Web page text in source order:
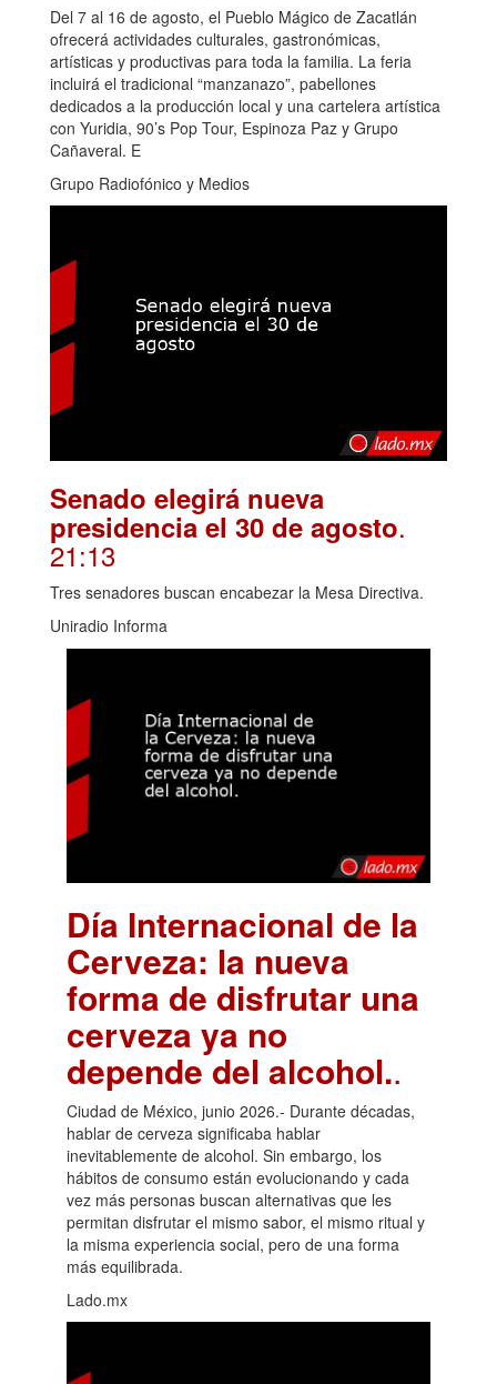
Del 7 al 16 de agosto, el Pueblo Mágico de Zacatlán
ofrecerá actividades culturales, gastronómicas,
artísticas y productivas para toda la familia. La feria
incluirá el tradicional “manzanazo”, pabellones
dedicados a la producción local y una cartelera artística
con Yuridia, 90’s Pop Tour, Espinoza Paz y Grupo
Cañaveral. E
Grupo Radiofónico y Medios
Senado elegirá nueva
presidencia el 30 de agosto.
21:13
Tres senadores buscan encabezar la Mesa Directiva.
Uniradio Informa
Día Internacional de la
Cerveza: la nueva
forma de disfrutar una
cerveza ya no
depende del alcohol..
Ciudad de México, junio 2026.- Durante décadas,
hablar de cerveza significaba hablar
inevitablemente de alcohol. Sin embargo, los
hábitos de consumo están evolucionando y cada
vez más personas buscan alternativas que les
permitan disfrutar el mismo sabor, el mismo ritual y
la misma experiencia social, pero de una forma
más equilibrada.
Lado.mx